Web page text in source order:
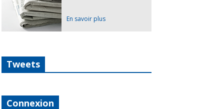
En savoir plus
Tweets
Connexion